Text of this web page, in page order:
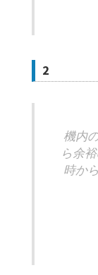
2
機内
ら余
時か